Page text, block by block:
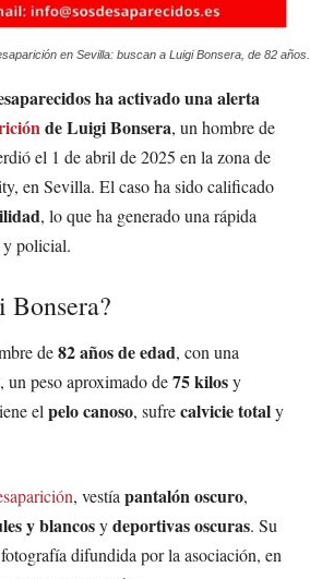
en Sevilla: buscan a Luigi Bonsera, de 82 años.
ha activado una alerta
de Luigi Bonsera, un hombre de
el 1 de abril de 2025 en la zona de
en Sevilla. El caso ha sido calificado
, lo que ha generado una rápida
y policial.
Bonsera?
de82 años de edad, con una
, un peso aproximado de75 kilosy
el pelo canoso, sufrecalvicie totaly
, vestía pantalón oscuro,
y blancosydeportivas oscuras. Su
difundida por la asociación, en